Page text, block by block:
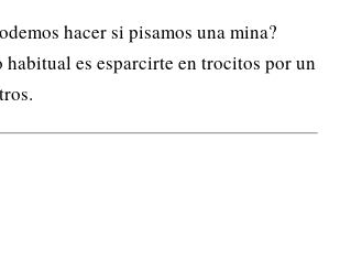
hacer si pisamos una mina?
es esparcirte en trocitos por un